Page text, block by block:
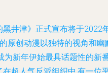
井津》正式宣布将于2022
原创动漫以独特的视角和幽
为新年伊始最具话题性的新